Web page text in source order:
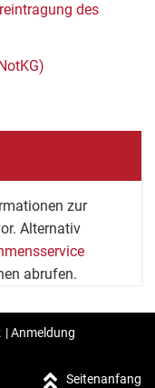
des
zur
Alternativ
abrufen.
|Anmeldung
Seitenanfang